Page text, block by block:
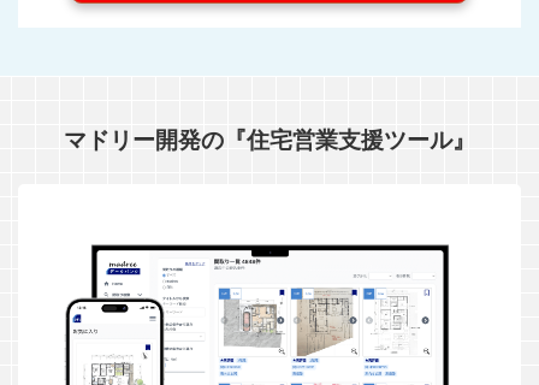
マドリー開発の『住宅営業支援ツール』